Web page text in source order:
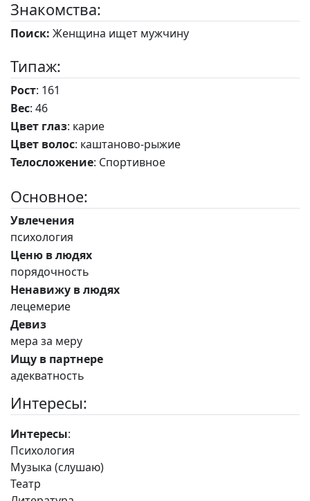
Знакомства:
Поиск: Женщина ищет мужчину
Типаж:
Рост: 161
Вес: 46
Цвет глаз: карие
Цвет волос: каштаново-рыжие
Телосложение: Спортивное
Основное:
Увлечения
психология
Ценю в людях
порядочность
Ненавижу в людях
лецемерие
Девиз
мера за меру
Ищу в партнере
адекватность
Интересы:
Интересы:
Психология
Музыка (слушаю)
Театр